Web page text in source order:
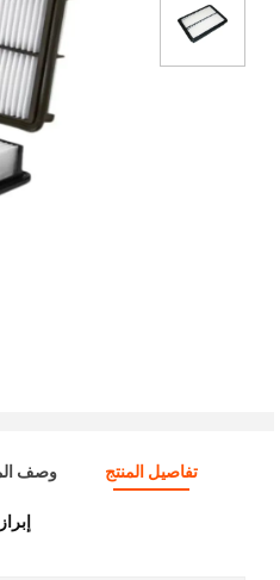
تفاصيل المنتج وصف